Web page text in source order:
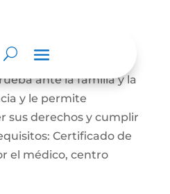
mediante
ante la familia y la
y le permite
sus derechos y cumplir
Certificado de
el médico, centro